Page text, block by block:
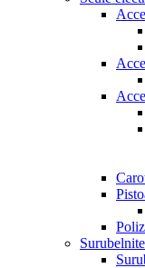
Surubelnite